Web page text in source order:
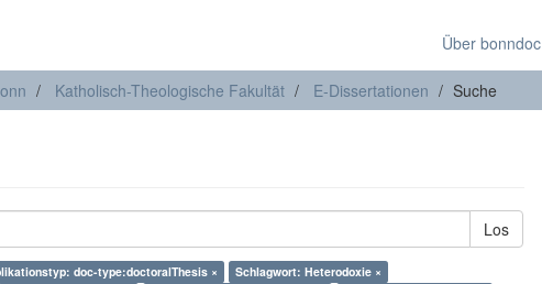
Über bonndoc
Katholisch-Theologische Fakultät E-Dissertationen Suche
Los
doc-type:doctoralThesis ×
Schlagwort: Heterodoxie ×